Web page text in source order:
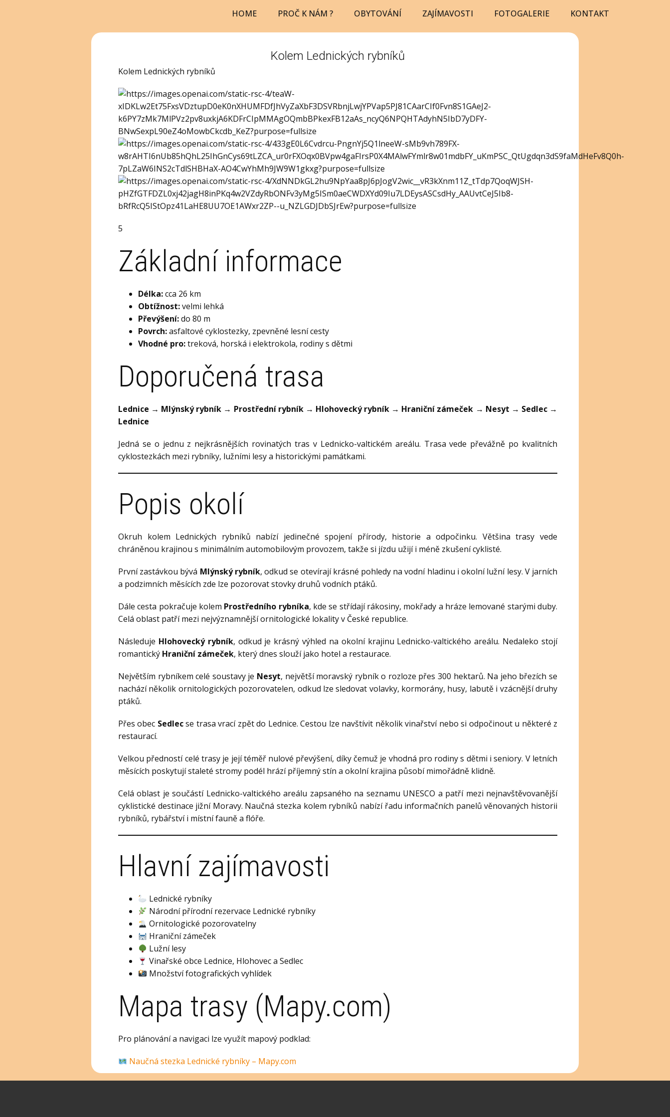
HOME PROČ K NÁM ? OBYTOVÁNÍ ZAJÍMAVOSTI FOTOGALERIE KONTAKT
Kolem Lednických rybníků
Kolem Lednických rybníků
5
Základní informace
Délka:cca 26 km
Obtížnost:velmi lehká
Převýšení:do 80 m
Povrch:asfaltové cyklostezky, zpevněné lesní cesty
Vhodné pro:treková, horská i elektrokola, rodiny s dětmi
Doporučená trasa
Lednice → Mlýnský rybník → Prostřední rybník → Hlohovecký rybník → Hraniční zámeček → Nesyt → Sedlec →
Lednice
Jedná se o jednu z nejkrásnějších rovinatých tras v Lednicko-valtickém areálu. Trasa vede převážně po kvalitních
cyklostezkách mezi rybníky, lužními lesy a historickými památkami.
Popis okolí
Okruh kolem Lednických rybníků nabízí jedinečné spojení přírody, historie a odpočinku. Většina trasy vede
chráněnou krajinou s minimálním automobilovým provozem, takže si jízdu užijí i méně zkušení cyklisté.
První zastávkou bývá Mlýnský rybník, odkud se otevírají krásné pohledy na vodní hladinu i okolní lužní lesy. V jarních
a podzimních měsících zde lze pozorovat stovky druhů vodních ptáků.
Dále cesta pokračuje kolem Prostředního rybníka, kde se střídají rákosiny, mokřady a hráze lemované starými duby.
Celá oblast patří mezi nejvýznamnější ornitologické lokality v České republice.
Následuje Hlohovecký rybník, odkud je krásný výhled na okolní krajinu Lednicko-valtického areálu. Nedaleko stojí
romantický Hraniční zámeček, který dnes slouží jako hotel a restaurace.
Největším rybníkem celé soustavy je Nesyt, největší moravský rybník o rozloze přes 300 hektarů. Na jeho březích se
nachází několik ornitologických pozorovatelen, odkud lze sledovat volavky, kormorány, husy, labutě i vzácnější druhy
ptáků.
Přes obec Sedlecse trasa vrací zpět do Lednice. Cestou lze navštívit několik vinařství nebo si odpočinout u některé z
restaurací.
Velkou předností celé trasy je její téměř nulové převýšení, díky čemuž je vhodná pro rodiny s dětmi i seniory. V letních
měsících poskytují staleté stromy podél hrází příjemný stín a okolní krajina působí mimořádně klidně.
Celá oblast je součástí Lednicko-valtického areálu zapsaného na seznamu UNESCO a patří mezi nejnavštěvovanější
cyklistické destinace jižní Moravy. Naučná stezka kolem rybníků nabízí řadu informačních panelů věnovaných historii
rybníků, rybářství i místní fauně a flóře.
Hlavní zajímavosti
Lednické rybníky
Národní přírodní rezervace Lednické rybníky
Ornitologické pozorovatelny
Hraniční zámeček
Lužní lesy
Vinařské obce Lednice, Hlohovec a Sedlec
Množství fotografických vyhlídek
Mapa trasy (Mapy.com)
Pro plánování a navigaci lze využít mapový podklad:
Naučná stezka Lednické rybníky – Mapy.com